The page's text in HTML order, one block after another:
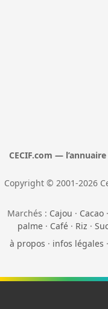
CECIF.com —
Copyright © 2001-2026
Marchés : Cajou · Cacao ·
palme· Café· Riz ·
à propos · infos légales ·